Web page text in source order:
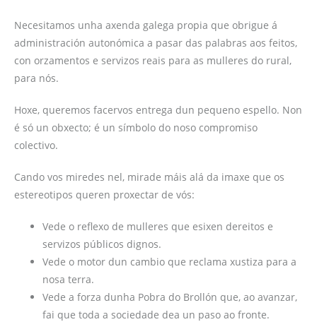
Necesitamos unha axenda galega propia que obrigue á
administración autonómica a pasar das palabras aos feitos,
con orzamentos e servizos reais para as mulleres do rural,
para nós.
Hoxe, queremos facervos entrega dun pequeno espello. Non
é só un obxecto; é un símbolo do noso compromiso
colectivo.
Cando vos miredes nel, mirade máis alá da imaxe que os
estereotipos queren proxectar de vós:
Vede o reflexo de mulleres que esixen dereitos e
servizos públicos dignos.
Vede o motor dun cambio que reclama xustiza para a
nosa terra.
Vede a forza dunha Pobra do Brollón que, ao avanzar,
fai que toda a sociedade dea un paso ao fronte.